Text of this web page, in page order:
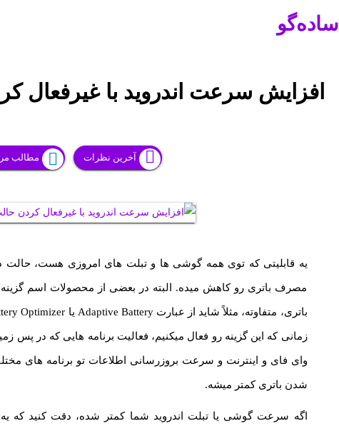
ساده‌گو
افزایش سرعت اندروید با غیرفعال
آخرین نظرات مطالب
مصرف باتری رو کاهش میده. البته در بعضی از محصولات اسم
زمانی که این گزینه رو فعال میکنیم، فعالیت برنامه هایی که در پس
وای فای و اینترنت و سرعت بروزرسانی اطلاعات تو برنامه های
شدن باتری کمتر میشه.
اگه سرعت گوشی یا تبلت اندروید شما کمتر شده، دقت کنید که